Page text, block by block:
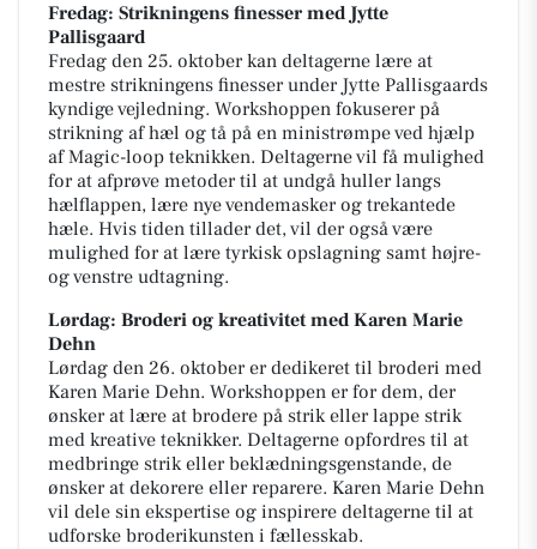
Fredag: Strikningens finesser med Jytte
Pallisgaard
Fredag den 25. oktober kan deltagerne lære at
mestre strikningens finesser under Jytte Pallisgaards
kyndige vejledning. Workshoppen fokuserer på
strikning af hæl og tå på en ministrømpe ved hjælp
af Magic-loop teknikken. Deltagerne vil få mulighed
for at afprøve metoder til at undgå huller langs
hælflappen, lære nye vendemasker og trekantede
hæle. Hvis tiden tillader det, vil der også være
mulighed for at lære tyrkisk opslagning samt højre-
og venstre udtagning.
Lørdag: Broderi og kreativitet med Karen Marie
Dehn
Lørdag den 26. oktober er dedikeret til broderi med
Karen Marie Dehn. Workshoppen er for dem, der
ønsker at lære at brodere på strik eller lappe strik
med kreative teknikker. Deltagerne opfordres til at
medbringe strik eller beklædningsgenstande, de
ønsker at dekorere eller reparere. Karen Marie Dehn
vil dele sin ekspertise og inspirere deltagerne til at
udforske broderikunsten i fællesskab.